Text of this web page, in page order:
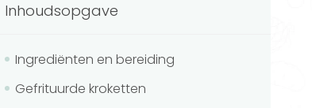
Inhoudsopgave
Ingrediënten en bereiding
Gefrituurde kroketten